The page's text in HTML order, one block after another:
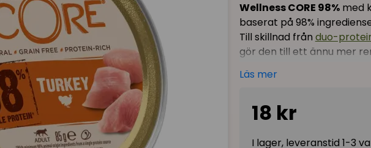
Wellness CORE 98%med
baserat på 98%
Till skillnad från duo-
gör den till ett ännu mer
välmående kropp. Det
sig välhydrerad och
✔ Egenskaper
Läs mer
18 kr
I lager, leveranstid 1-3